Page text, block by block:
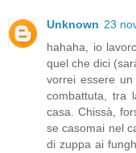
Unknown 23
hahaha, io
quel che dici
vorrei essere
combattuta, tra
casa. Chissà,
se casomai nel
di zuppa ai